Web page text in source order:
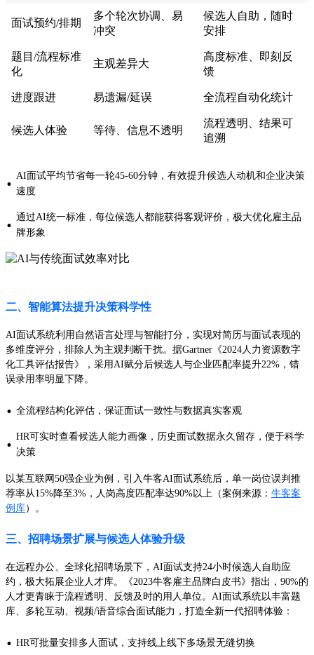
面试预约/排期
多个轮次协调、易
冲突
候选人自助，随时
安排
题目/流程标准
化
主观差异大
高度标准、即刻反
馈
进度跟进 易遗漏/延误 全流程自动化统计
候选人体验 等待、信息不透明
流程透明、结果可
追溯
· AI面试平均节省每一轮45-60分钟，有效提升候选人动机和企业决策
速度
· 通过AI统一标准，每位候选人都能获得客观评价，极大优化雇主品
牌形象
二、智能算法提升决策科学性
AI面试系统利用自然语言处理与智能打分，实现对简历与面试表现的
多维度评分，排除人为主观判断干扰。据Gartner《2024人力资源数字
化工具评估报告》，采用AI赋分后候选人与企业匹配率提升22%，错
误录用率明显下降。
· 全流程结构化评估，保证面试一致性与数据真实客观
· HR可实时查看候选人能力画像，历史面试数据永久留存，便于科学
决策
以某互联网50强企业为例，引入牛客AI面试系统后，单一岗位误判推
荐率从15%降至3%，人岗高度匹配率达90%以上（案例来源： 牛客案
例库）。
三、招聘场景扩展与候选人体验升级
在远程办公、全球化招聘场景下，AI面试支持24小时候选人自助应
约，极大拓展企业人才库。《2023牛客雇主品牌白皮书》指出，90%的
人才更青睐于流程透明、反馈及时的用人单位。AI面试系统以丰富题
库、多轮互动、视频/语音综合面试能力，打造全新一代招聘体验：
· HR可批量安排多人面试，支持线上线下多场景无缝切换